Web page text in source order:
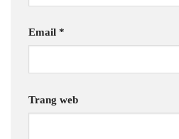
Email *
Trang web